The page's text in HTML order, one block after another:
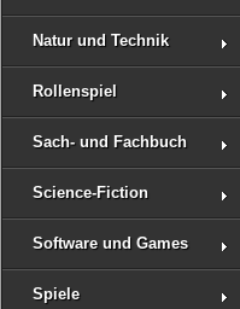
Natur und Technik
Rollenspiel
Sach- und Fachbuch
Science-Fiction
Software und Games
Spiele